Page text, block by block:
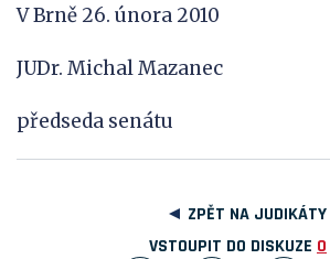
V Brně 26. února 2010
JUDr. Michal Mazanec
předseda senátu
ZPĚT NA JUDIKÁTY
VSTOUPIT DO DISKUZE 0